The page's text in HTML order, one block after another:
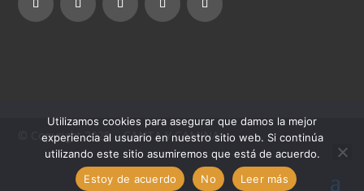
© Copyright 2025 – CANTA Y CAMINA
Utilizamos cookies para asegurar que damos la mejor
experiencia al usuario en nuestro sitio web. Si continúa
utilizando este sitio asumiremos que está de acuerdo.
Estoy de acuerdo
No Leer más